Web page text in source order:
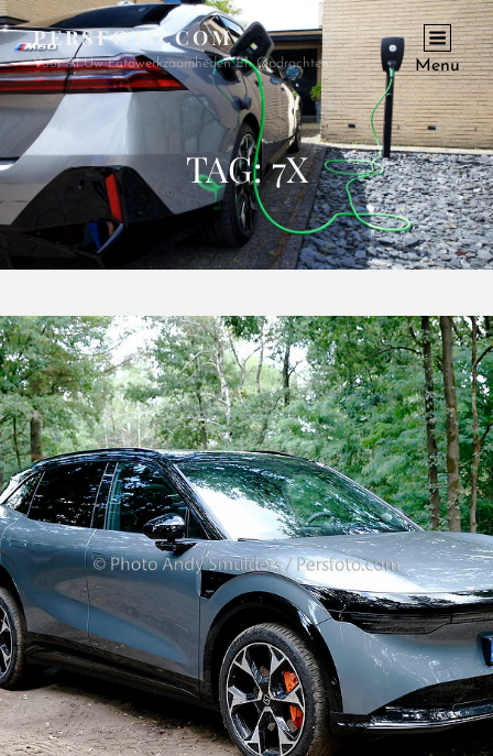
PERSFOTO.COM
Voor Al Uw Fotowerkzaamheden En Opdrachten Menu
TAG:7X